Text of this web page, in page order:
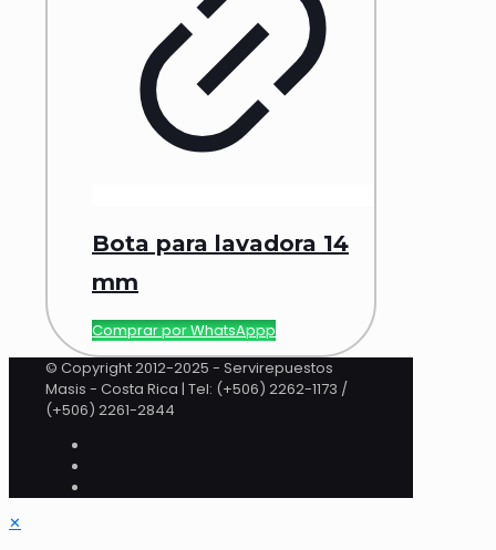
Bota para lavadora 14
mm
Comprar por WhatsAppp
© Copyright 2012-2025 - Servirepuestos
Masis - Costa Rica | Tel: (+506) 2262-1173 /
(+506) 2261-2844
✕